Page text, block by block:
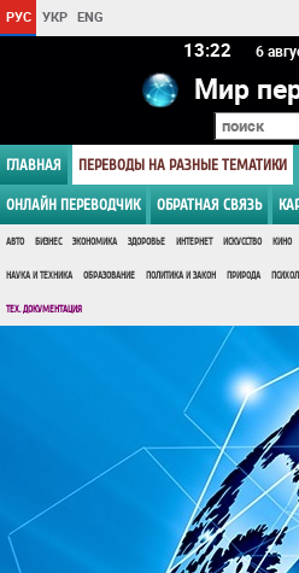
РУС УКР ENG
13 22 6
Мир
ГЛАВНАЯ ПЕРЕВОДЫ НА РАЗНЫЕ ТЕМАТИКИ
ОНЛАЙН ПЕРЕВОДЧИК ОБРАТНАЯ СВЯЗЬ
АВТО БИЗНЕС ЭКОНОМИКА ЗДОРОВЬЕ ИНТЕРНЕТ ИСКУССТВО КИНО
НАУКА И ТЕХНИКА ОБРАЗОВАНИЕ ПОЛИТИКА И ЗАКОН ПРИРОДА
ТЕХ. ДОКУМЕНТАЦИЯ